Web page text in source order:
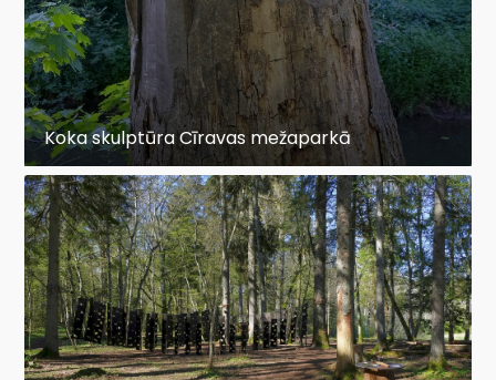
Koka skulptūra Cīravas mežaparkā